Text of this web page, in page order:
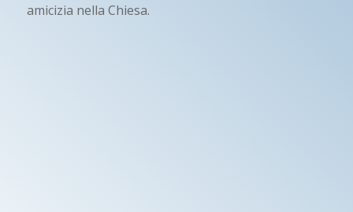
amicizia nella Chiesa.